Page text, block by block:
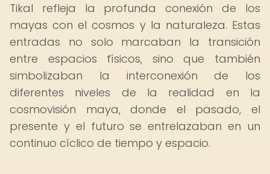
Tikal refleja la profunda conexión de los
mayas con el cosmos y la naturaleza. Estas
entradas no solo marcaban la transición
entre espacios físicos, sino que también
simbolizaban la interconexión de los
diferentes niveles de la realidad en la
cosmovisión maya, donde el pasado, el
presente y el futuro se entrelazaban en un
continuo cíclico de tiempo y espacio.